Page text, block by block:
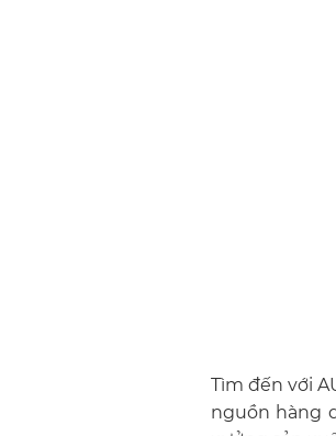
Tìm đến với
nguồn hàng